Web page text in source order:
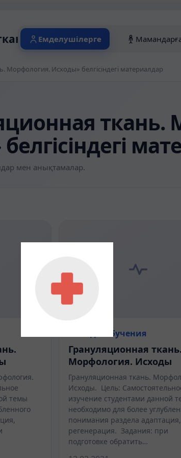
Морфология. Исходы»
Емделушілерге
Морфология. Исходы» белгісіндегі материалдар
ткань.
мен анықтамалар.
темы
Методы обучения
Грануляционная ткань.
Морфология. Исходы
Грануляционная ткань.
Исходы. Цель:
изучение студентами данной
необходимо для более
понимания раздела адаптация,
регенерация. Задания: при
подготовке обратить…